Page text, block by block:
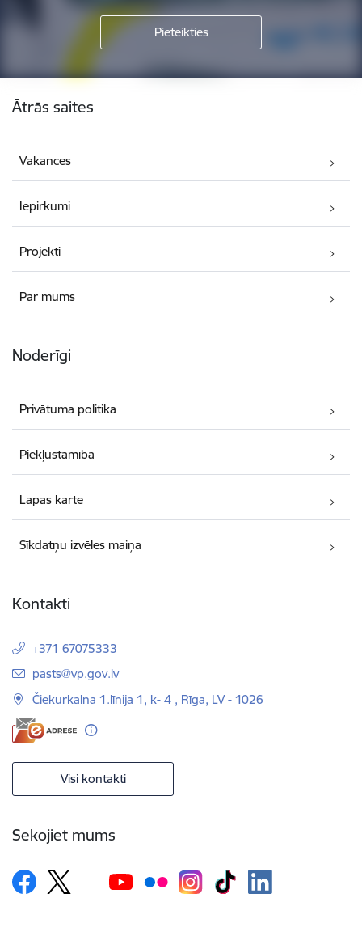
Ātrās saites
Vakances
Iepirkumi
Projekti
Par mums
Noderīgi
Privātuma politika
Piekļūstamība
Lapas karte
Sīkdatņu izvēles maiņa
Kontakti
+371 67075333
E-pasts:
pasts@vp.gov.lv
Čiekurkalna 1.līnija 1, k- 4 , Rīga, LV - 1026
Visi kontakti
Sekojiet mums